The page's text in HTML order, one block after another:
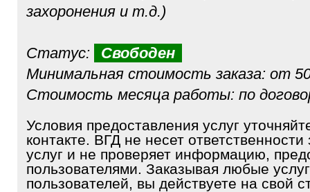
захоронения и т.д.)
Статус:
Свободен
Минимальная стоимость заказа: от
Стоимость месяца работы: по
Условия предоставления услуг
контакте. ВГД не несет ответственности
услуг и не проверяет информацию,
пользователями. Заказывая любые
пользователей, вы действуете на свой